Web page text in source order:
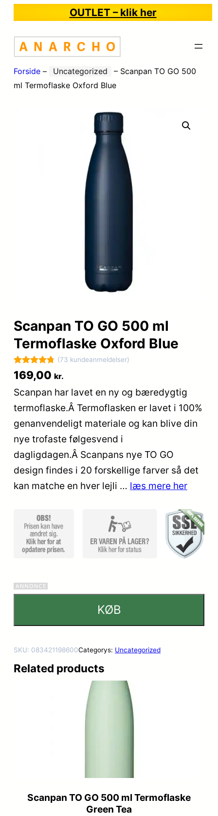
OUTLET – klik her
Forside – Uncategorized – Scanpan TO GO 500
ml Termoflaske Oxford Blue
Scanpan TO GO 500 ml
Termoflaske Oxford Blue
Bedømt
som
ud af 5
baseret på
73
mmelser
(73 kundeanmeldelser)
169,00 kr.
Scanpan har lavet en ny og bæredygtig
termoflaske.Â Termoflasken er lavet i 100%
genanvendeligt materiale og kan blive din
nye trofaste følgesvend i
dagligdagen.Â Scanpans nye TO GO
design findes i 20 forskellige farver så det
kan matche en hver lejli … læs mere her
KØB
SKU: 083421198600Categorys: Uncategorized
Related products
Scanpan TO GO 500 ml Termoflaske
Green Tea